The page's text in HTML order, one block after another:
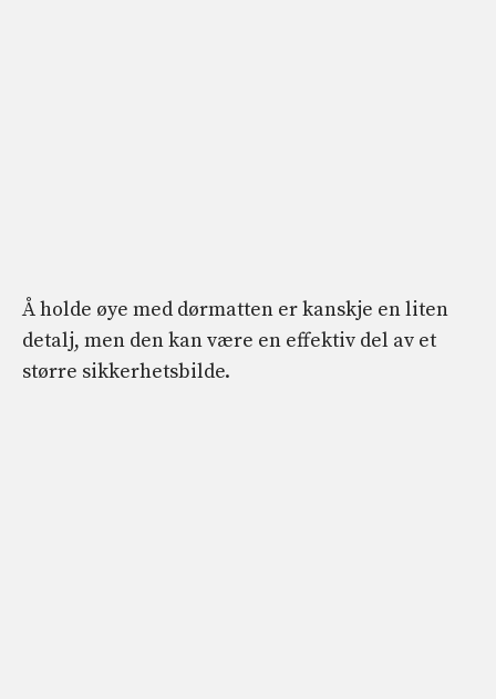
Å holde øye med dørmatten er kanskje en liten
detalj, men den kan være en effektiv del av et
større sikkerhetsbilde.